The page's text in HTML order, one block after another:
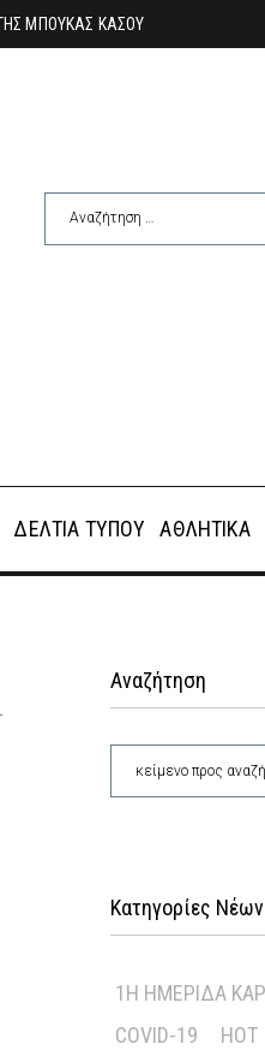
ΔΕΛΤΊΑ ΤΎΠΟΥ ΑΘΛΗΤΙΚΆ
Αναζήτηση
Κατηγορίες Νέων
1Η ΗΜΕΡΊΔΑ
COVID-19
HOT